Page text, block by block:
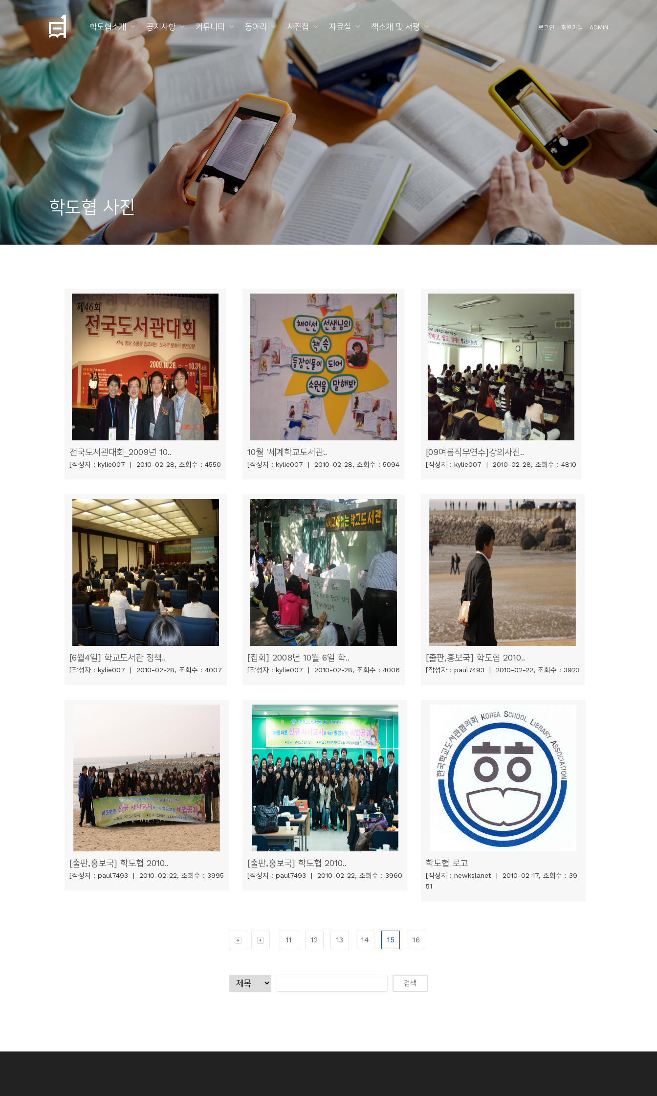
학도협소개 공지사항 커뮤니티 동아리 사진첩 자료실 책소개 및 서평 로그인 회원가입 ADMIN
학도협 사진
전국도서관대회_2009년 10..
[작성자 : kylie007 | 2010-02-28, 조회수 : 4550
10월 '세계학교도서관..
[작성자 : kylie007 | 2010-02-28, 조회수 : 5094
[09여름직무연수]강의사진..
[작성자 : kylie007 | 2010-02-28, 조회수 : 4810
[6월4일] 학교도서관 정책..
[작성자 : kylie007 | 2010-02-28, 조회수 : 4007
[집회] 2008년 10월 6일 학..
[작성자 : kylie007 | 2010-02-28, 조회수 : 4006
[출판,홍보국] 학도협 2010..
[작성자 : paul7493 | 2010-02-22, 조회수 : 3923
[출판,홍보국] 학도협 2010..
[작성자 : paul7493 | 2010-02-22, 조회수 : 3995
[출판,홍보국] 학도협 2010..
[작성자 : paul7493 | 2010-02-22, 조회수 : 3960
학도협 로고
[작성자 : newkslanet | 2010-02-17, 조회수 : 39
51
11 12 13 14 15 16
학
도
소
개
공
사
항
커
뮤
니
티